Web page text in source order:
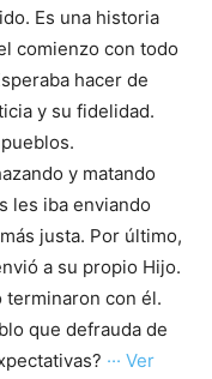
Es una historia
comienzo con todo
hacer de
y su fidelidad.
y matando
les iba enviando
justa. Por último,
a su propio Hijo.
con él.
que defrauda de
··· Ver